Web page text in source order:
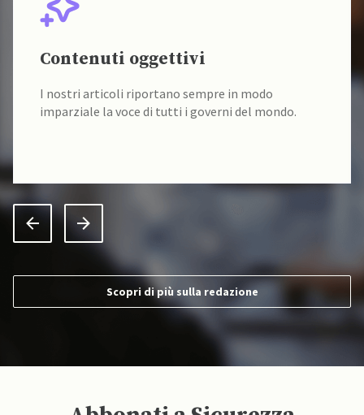
Contenuti oggettivi
I nostri articoli riportano sempre in modo
imparziale la voce di tutti i governi del mondo.
Scopri di più sulla redazione